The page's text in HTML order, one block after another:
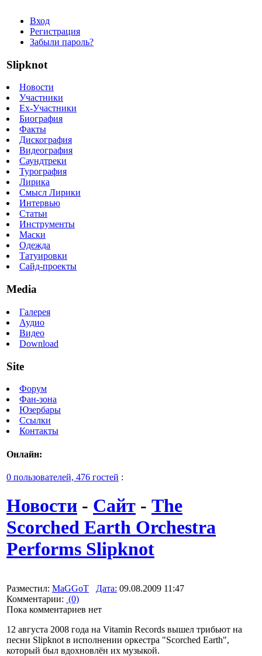
Вход
Регистрация
Забыли пароль?
Slipknot
Новости
Участники
Ex-Участники
Биография
Факты
Дискография
Видеография
Саундтреки
Турография
Лирика
Смысл Лирики
Интервью
Статьи
Инструменты
Маски
Одежда
Татуировки
Сайд-проекты
Media
Галерея
Аудио
Видео
Download
Site
Форум
Фан-зона
Юзербары
Ссылки
Контакты
Онлайн:
0 пользователей, 476 гостей :
Новости - Сайт - The
Scorched Earth Orchestra
Performs Slipknot
Разместил: MaGGoT Дата: 09.08.2009 11:47
Комментарии: (0)
Пока комментариев нет
12 августа 2008 года на Vitamin Records вышел трибьют на
песни Slipknot в исполнении оркестра "Scorched Earth",
который был вдохновлён их музыкой.